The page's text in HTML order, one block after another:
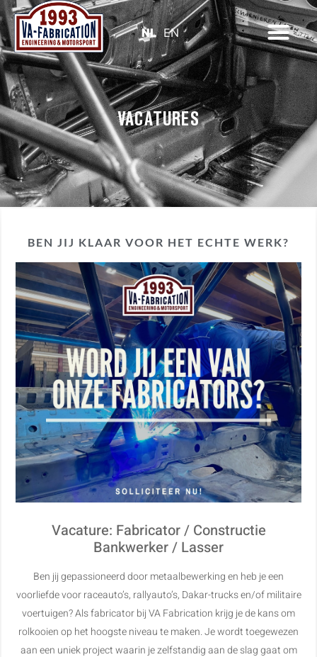
NL EN
VACATURES
BEN JIJ KLAAR VOOR HET ECHTE WERK?
Vacature: Fabricator / Constructie
Bankwerker / Lasser
Ben jij gepassioneerd door metaalbewerking en heb je een
voorliefde voor raceauto’s, rallyauto’s, Dakar-trucks en/of militaire
voertuigen? Als fabricator bij VA Fabrication krijg je de kans om
rolkooien op het hoogste niveau te maken. Je wordt toegewezen
aan een uniek project waarin je zelfstandig aan de slag gaat om